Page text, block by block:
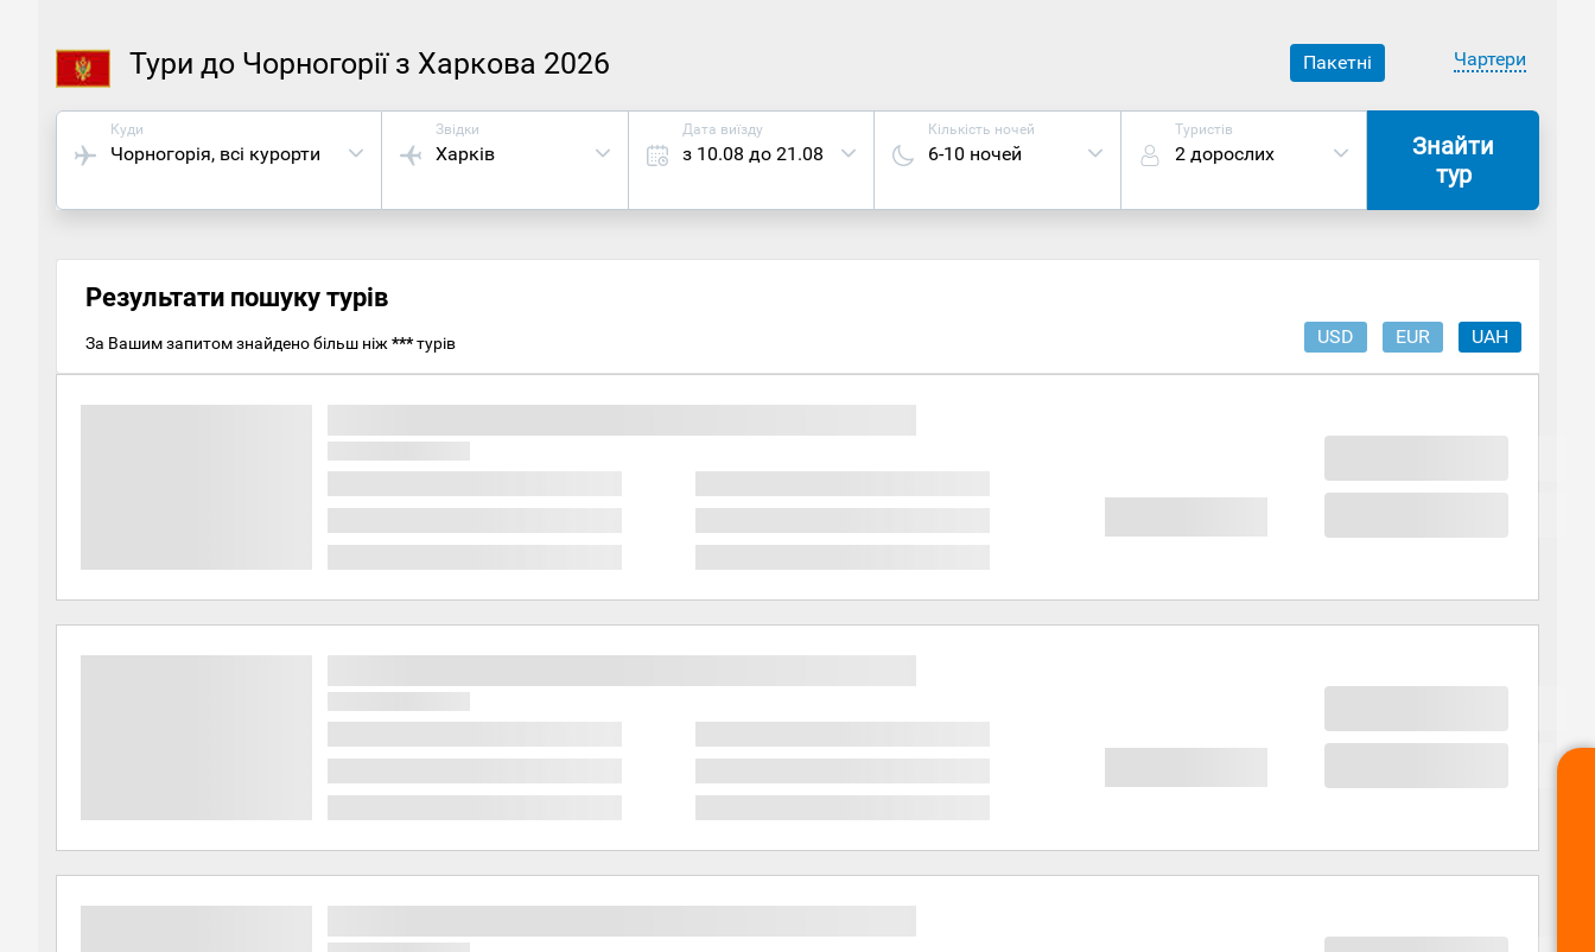
Тури до Чорногорії з Харкова 2026 Пакетні Чартери
Куди
Чорногорія, всі курорти
Звідки
Харків
Дата виїзду
з 10.08 до 21.08
Кількість ночей
6-10 ночей
Туристів
2 дорослих
Знайти
тур
Результати пошуку турів
USD EUR UAH
За Вашим запитом знайдено більш ніж ***турів